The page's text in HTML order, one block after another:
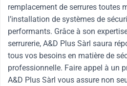
remplacement de serrures toutes
l’installation de systèmes de
performants. Grâce à son
serrurerie, A&D Plus Sàrl saura
tous vos besoins en matière de
professionnelle. Faire appel à un
A&D Plus Sàrl vous assure non